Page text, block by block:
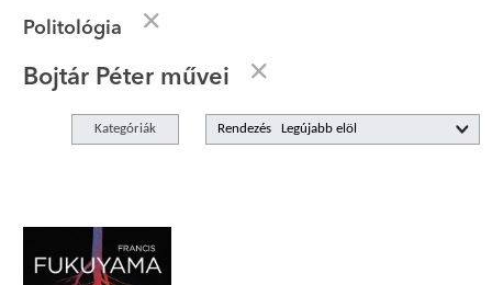
Politológia
Bojtár Péter művei
Kategóriák Rendezés